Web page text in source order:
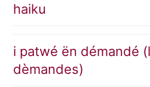
haiku
i patwé ën démandé
dèmandes)